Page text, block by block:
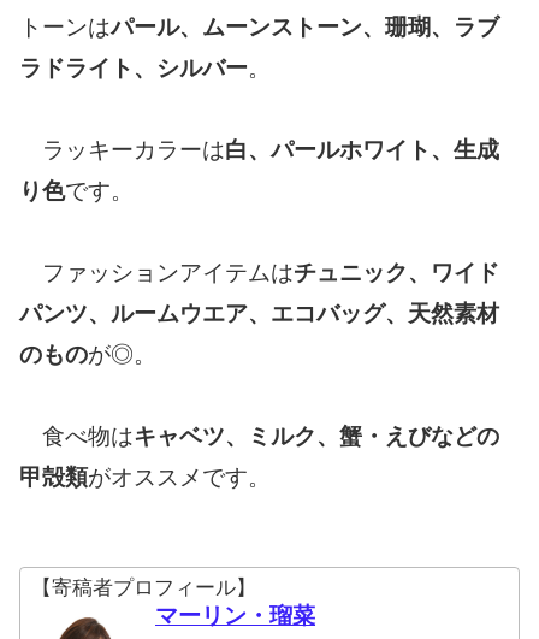
トーンはパール、ムーンストーン、珊瑚、ラブ
ラドライト、シルバー。
ラッキーカラーは白、パールホワイト、生成
り色です。
ファッションアイテムはチュニック、ワイド
パンツ、ルームウエア、エコバッグ、天然素材
のものが◎。
食べ物はキャベツ、ミルク、蟹・えびなどの
甲殻類がオススメです。
【寄稿者プロフィール】
マーリン・瑠菜